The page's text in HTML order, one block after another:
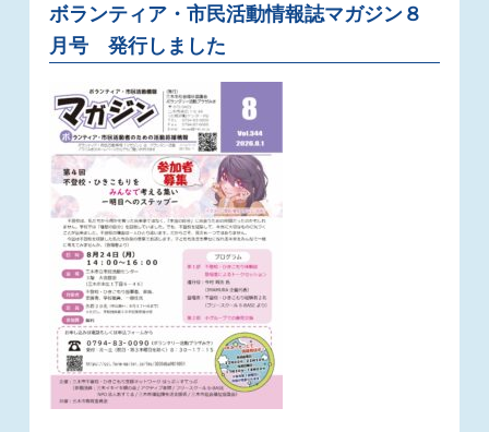
ボランティア・市民活動情報誌マガジン８
月号 発行しました